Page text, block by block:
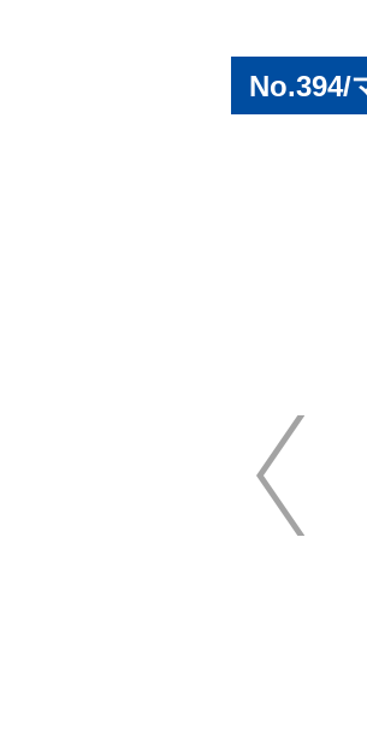
No.394/